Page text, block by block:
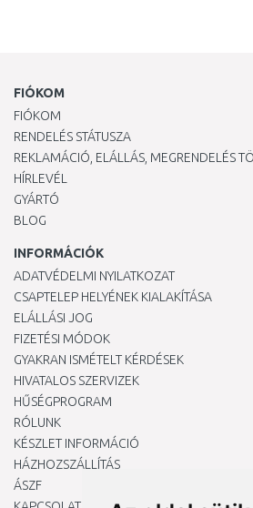
FIÓKOM
FIÓKOM
RENDELÉS STÁTUSZA
REKLAMÁCIÓ, ELÁLLÁS, MEGRENDELÉS
HÍRLEVÉL
GYÁRTÓ
BLOG
INFORMÁCIÓK
ADATVÉDELMI NYILATKOZAT
CSAPTELEP HELYÉNEK KIALAKÍTÁSA
ELÁLLÁSI JOG
FIZETÉSI MÓDOK
GYAKRAN ISMÉTELT KÉRDÉSEK
HIVATALOS SZERVIZEK
HŰSÉGPROGRAM
RÓLUNK
KÉSZLET INFORMÁCIÓ
HÁZHOZSZÁLLÍTÁS
ÁSZF